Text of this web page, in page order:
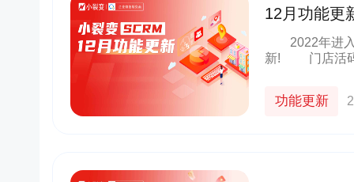
12月功能更
赋能企业精
2022年进入
新! 门店活码、客户群SOP、抽奖进群等实用功能，持续赋能
功能更新
海报，邀请朋友进群 通过小裂变SCRM
能门店导流线上，用企业微信沉淀